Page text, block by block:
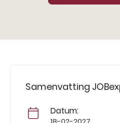
Samenvatting
Datum: